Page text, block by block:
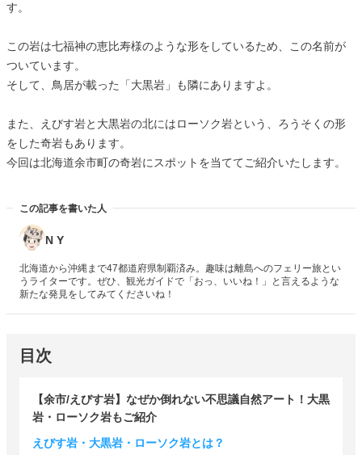
す。
この岩は七福神の恵比寿様のような形をしているため、この名前が
ついています。
そして、鳥居が載った「大黒岩」も隣にありますよ。
また、えびす岩と大黒岩の北にはローソク岩という、ろうそくの形
をした奇岩もあります。
今回は北海道余市町の奇岩にスポットを当ててご紹介いたします。
この記事を書いた人
N Y
北海道から沖縄まで47都道府県制覇済み。趣味は離島へのフェリー旅とい
うライターです。ぜひ、観光ガイドで「おっ、いいね！」と言えるような
新たな発見をしてみてくださいね！
目次
【余市/えびす岩】なぜか倒れない不思議自然アート！大黒
岩・ローソク岩もご紹介
えびす岩・大黒岩・ローソク岩とは？